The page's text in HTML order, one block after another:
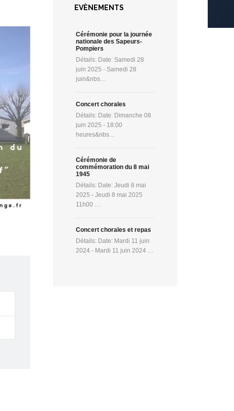
EVÈNEMENTS
Cérémonie pour la journée
nationale des Sapeurs-
Pompiers
Détails: Date: Samedi 28
juin 2025 - Samedi 28
juin&nbs…
Concert chorales
Détails: Date: Dimanche 08
juin 2025 - 18:00
heures&nbs…
Cérémonie de
commémoration du 8 mai
1945
Détails: Date: Jeudi 8 mai
2025 - Jeudi 8 mai 2025
11h00 …
Concert chorales et repas
Détails: Date: Mardi 11 juin
2024 - Mardi 11 juin 2024 …